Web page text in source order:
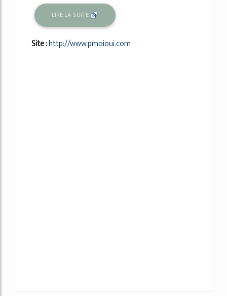
LIRE LA SUITE
Site :http://www.pmoioui.com